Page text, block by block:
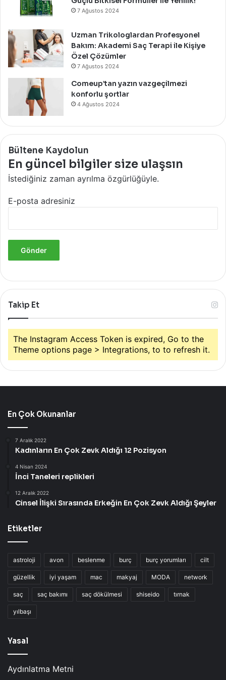
7 Ağustos 2024
Uzman Trikologlardan Profesyonel
Bakım: Akademi Saç Terapi ile Kişiye
Özel Çözümler
7 Ağustos 2024
Comeup’tan yazın vazgeçilmezi
konforlu şortlar
4 Ağustos 2024
Bültene Kaydolun
En güncel bilgiler size ulaşsın
İstediğiniz zaman ayrılma özgürlüğüyle.
E-posta adresiniz
Takip Et
The Instagram Access Token is expired, Go to the
Theme options page > Integrations, to to refresh it.
En Çok Okunanlar
7 Aralık 2022
Kadınların En Çok Zevk Aldığı 12 Pozisyon
4 Nisan 2024
İnci Taneleri replikleri
12 Aralık 2022
Cinsel İlişki Sırasında Erkeğin En Çok Zevk Aldığı Şeyler
Etiketler
astroloji avon beslenme burç burç yorumları cilt
güzellik iyi yaşam mac makyaj MODA network
saç saç bakımı saç dökülmesi shiseido tırnak
yılbaşı
Yasal
Aydınlatma Metni